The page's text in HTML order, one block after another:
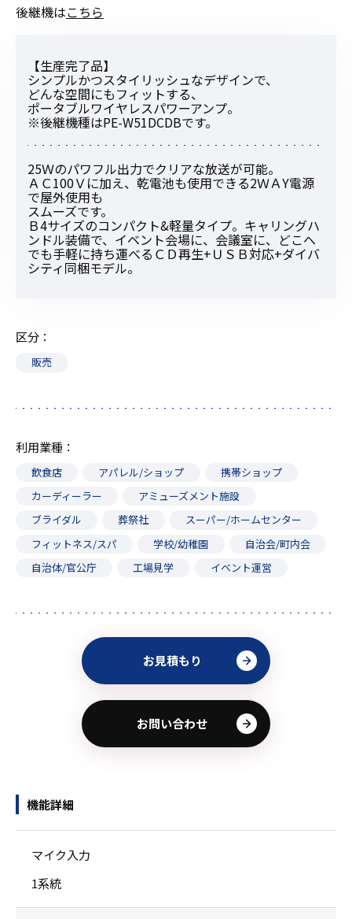
後継機はこちら
【生産完了品】
シンプルかつスタイリッシュなデザインで、
どんな空間にもフィットする、
ポータブルワイヤレスパワーアンプ。
※後継機種はPE-W51DCDBです。
25Ｗのパワフル出力でクリアな放送が可能。
ＡＣ100Ｖに加え、乾電池も使用できる2ＷＡY電源
で屋外使用も
スムーズです。
Ｂ4サイズのコンパクト&軽量タイプ。キャリングハ
ンドル装備で、イベント会場に、会議室に、どこへ
でも手軽に持ち運べるＣＤ再生+ＵＳＢ対応+ダイバ
シティ同梱モデル。
区分
販売
利用業種
飲食店 アパレル/ショップ
携帯ショップ
カーディーラー
アミューズメント施設
ブライダル
葬祭社
スーパー/ホームセンター
フィットネス/スパ
学校/幼稚園
自治会/町内会
自治体/官公庁
工場見学 イベント運営
お見積もり
お問い合わせ
機能詳細
マイク入力
1系統